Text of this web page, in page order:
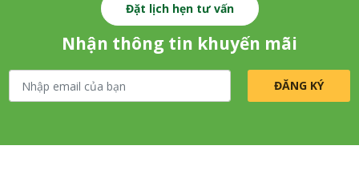
Đặt lịch hẹn tư vấn
Nhận thông tin khuyến mãi